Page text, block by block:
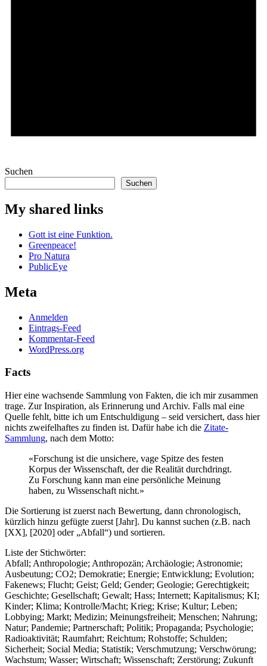
Suchen
Suchen
My shared links
Gott ist eine Funktion.
Greenpeace!
Pro Natura
PublicEye
Meta
Anmelden
Eintrags-Feed
Kommentar-Feed
WordPress.org
Facts
Hier eine wachsende Sammlung von Fakten, die ich mir zusammen
trage. Zur Inspiration, als Erinnerung und Archiv. Falls mal eine
Quelle fehlt, bitte ich um Entschuldigung – seid versichert, dass hier
nichts zweifelhaftes zu finden ist. Dafür habe ich die Zitate-
Sammlung, nach dem Motto:
«Forschung ist die unsichere, vage Spitze des festen
Korpus der Wissenschaft, der die Realität durchdringt.
Zu Forschung kann man eine persönliche Meinung
haben, zu Wissenschaft nicht.»
Die Sortierung ist zuerst nach Bewertung, dann chronologisch,
kürzlich hinzu gefügte zuerst [Jahr]. Du kannst suchen (z.B. nach
[XX], [2020] oder „Abfall“) und sortieren.
Liste der Stichwörter:
Abfall; Anthropologie; Anthropozän; Archäologie; Astronomie;
Ausbeutung; CO2; Demokratie; Energie; Entwicklung; Evolution;
Fakenews; Flucht; Geist; Geld; Gender; Geologie; Gerechtigkeit;
Geschichte; Gesellschaft; Gewalt; Hass; Internett; Kapitalismus; KI;
Kinder; Klima; Kontrolle/Macht; Krieg; Krise; Kultur; Leben;
Lobbying; Markt; Medizin; Meinungsfreiheit; Menschen; Nahrung;
Natur; Pandemie; Partnerschaft; Politik; Propaganda; Psychologie;
Radioaktivität; Raumfahrt; Reichtum; Rohstoffe; Schulden;
Sicherheit; Social Media; Statistik; Verschmutzung; Verschwörung;
Wachstum; Wasser; Wirtschaft; Wissenschaft; Zerstörung; Zukunft